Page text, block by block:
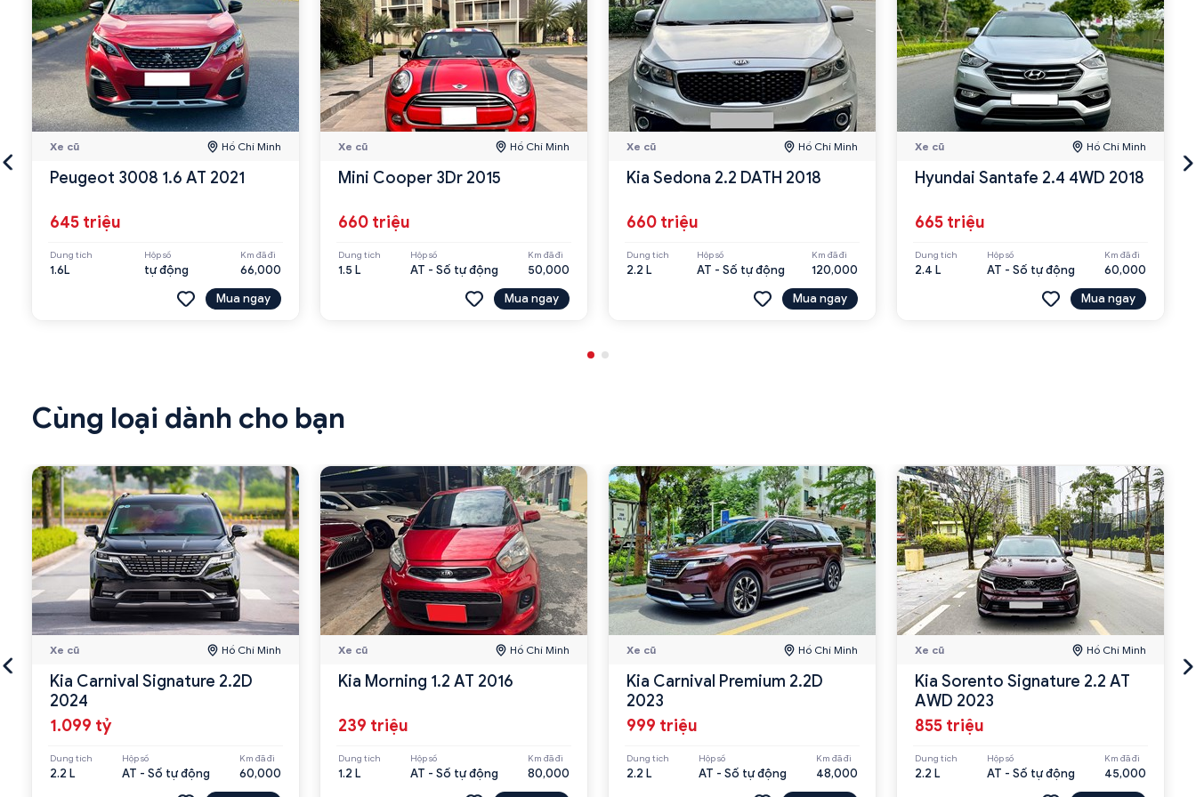
Xe cũ Hồ Chí Minh
Peugeot 3008 1.6 AT 2021
645 triệu
Dung tích
1.6L
Hộp số
tự động
Km đã đi
66,000
Mua ngay
Xe cũ Hồ Chí Minh
Mini Cooper 3Dr 2015
660 triệu
Dung tích
1.5 L
Hộp số
AT - Số tự động
Km đã đi
50,000
Mua ngay
Xe cũ Hồ Chí Minh
Kia Sedona 2.2 DATH 2018
660 triệu
Dung tích
2.2 L
Hộp số
AT - Số tự động
Km đã đi
120,000
Mua ngay
Xe cũ Hồ Chí Minh
Hyundai Santafe 2.4 4WD 2018
665 triệu
Dung tích
2.4 L
Hộp số
AT - Số tự động
Km đã đi
60,000
Mua ngay
Cùng loại dành cho bạn
Xe cũ Hồ Chí Minh
Kia Carnival Signature 2.2D
2024
1.099 tỷ
Dung tích
2.2 L
Hộp số
AT - Số tự động
Km đã đi
60,000
Xe cũ Hồ Chí Minh
Kia Morning 1.2 AT 2016
239 triệu
Dung tích
1.2 L
Hộp số
AT - Số tự động
Km đã đi
80,000
Xe cũ Hồ Chí Minh
Kia Carnival Premium 2.2D
2023
999 triệu
Dung tích
2.2 L
Hộp số
AT - Số tự động
Km đã đi
48,000
Xe cũ Hồ Chí Minh
Kia Sorento Signature 2.2 AT
AWD 2023
855 triệu
Dung tích
2.2 L
Hộp số
AT - Số tự động
Km đã đi
45,000